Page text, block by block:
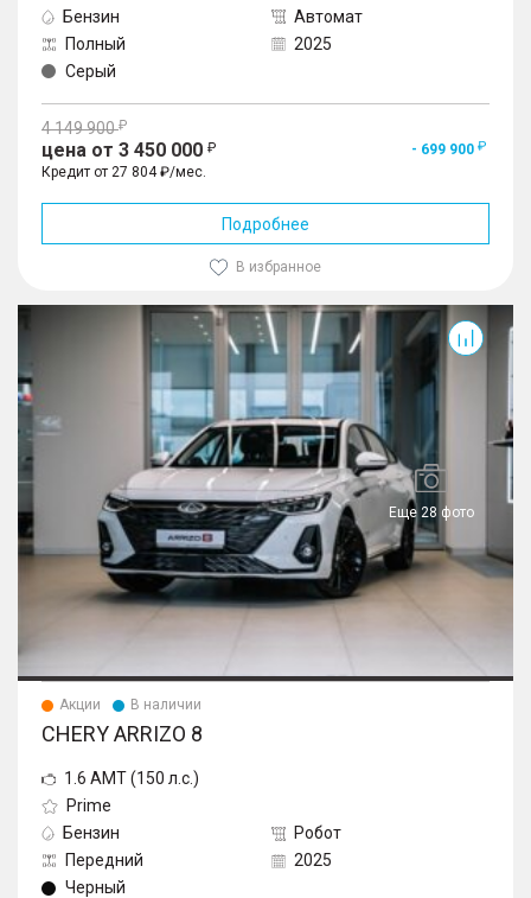
Бензин
Автомат
Полный
2025
Серый
4 149 900
цена от 3 450 000
- 699 900
Кредит от 27 804 ₽/мес.
Подробнее
В избранное
Еще 28 фото
Акции В наличии
CHERY ARRIZO 8
1.6 AMT (150 л.с.)
Prime
Бензин
Робот
Передний
2025
Черный